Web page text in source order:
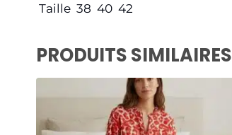
Taille 38 40 42
PRODUITS SIMILAIRES